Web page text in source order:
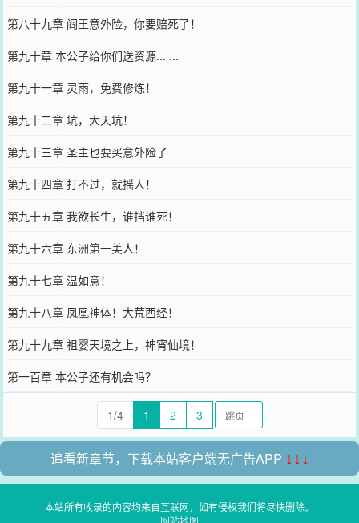
第八十九章 阎王意外险，你要赔死了！
第九十章 本公子给你们送资源... ...
第九十一章 灵雨，免费修炼！
第九十二章 坑，大天坑！
第九十三章 圣主也要买意外险了
第九十四章 打不过，就摇人！
第九十五章 我欲长生，谁挡谁死！
第九十六章 东洲第一美人！
第九十七章 温如意！
第九十八章 凤凰神体！大荒西经！
第九十九章 祖婴天境之上，神宵仙境！
第一百章 本公子还有机会吗？
1/4 1 2 3
追看新章节，下载本站客户端无广告APP ↓↓↓
本站所有收录的内容均来自互联网，如有侵权我们将尽快删除。
网站地图